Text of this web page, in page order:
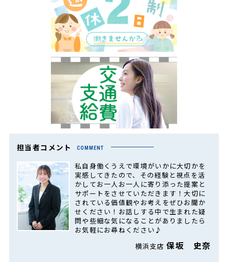
担当者コメント COMMENT
私自身働くうえで環境がいかに大切かを
実感してきたので、その経験と視点を活
かしてお一人お一人に寄り添った提案と
サポートをさせていただきます！大切に
されている価値観やお考えをぜひお聞か
せください！お話しする中で生まれた疑
問や些細な気になることがありましたら
お気軽にお尋ねください♪
横浜支店保坂 史奈